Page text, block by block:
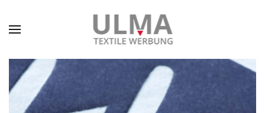
Skip to main content